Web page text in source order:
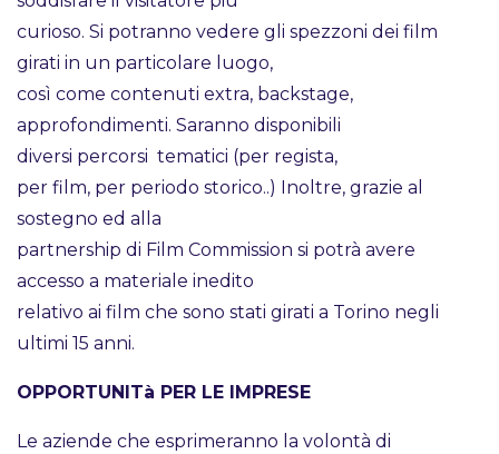
curioso. Si potranno vedere gli spezzoni dei film
girati in un particolare luogo,
così come contenuti extra, backstage,
approfondimenti. Saranno disponibili
diversi percorsi tematici (per regista,
per film, per periodo storico..) Inoltre, grazie al
sostegno ed alla
partnership di Film Commission si potrà avere
accesso a materiale inedito
relativo ai film che sono stati girati a Torino negli
ultimi 15 anni.
OPPORTUNITà PER LE IMPRESE
Le aziende che esprimeranno la volontà di